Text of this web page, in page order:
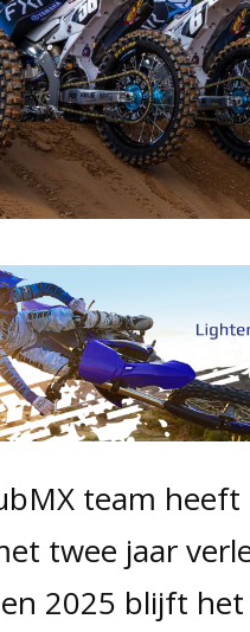
team heeft
twee jaar
2025 blijft